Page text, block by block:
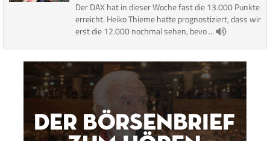
Der DAX hat in dieser Woche fast die 13.000 Punkte
erreicht. Heiko Thieme hatte prognostiziert, dass wir
erst die 12.000 nochmal sehen, bevo ...